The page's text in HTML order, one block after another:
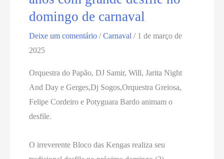
domingo de carnaval
Deixe um comentário /Carnaval / 1 de março de
2025
Orquestra do Papão, DJ Samir, Will, Jarita Night
And Day e Gerges,Dj Sogos,Orquestra Greiosa,
Felipe Cordeiro e Potyguara Bardo animam o
desfile.
O irreverente Bloco das Kengas realiza seu